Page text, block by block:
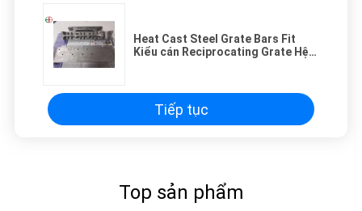
Heat Cast Steel Grate Bars Fit
Kiểu cán Reciprocating Grate Hệ
Tiếp tục
Top sản phẩm